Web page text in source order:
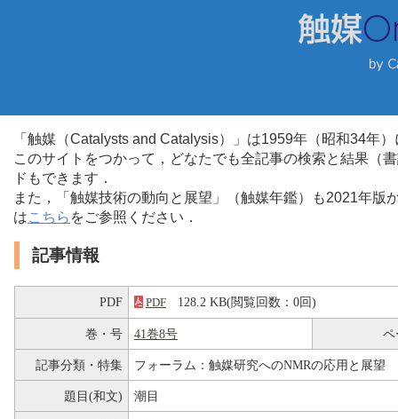
「触媒（Catalysts and Catalysis）」は1959年（昭和34年
このサイトをつかって，どなたでも全記事の検索と結果（
ドもできます．
また，「触媒技術の動向と展望」（触媒年鑑）も2021年
はこちら をご参照ください．
記事情報
PDF PDF 128.2 KB(閲覧回数：0回)
巻・号 41巻8号 ペ
記事分類・特集 フォーラム：触媒研究へのNMRの応用と展望
題目(和文) 潮目